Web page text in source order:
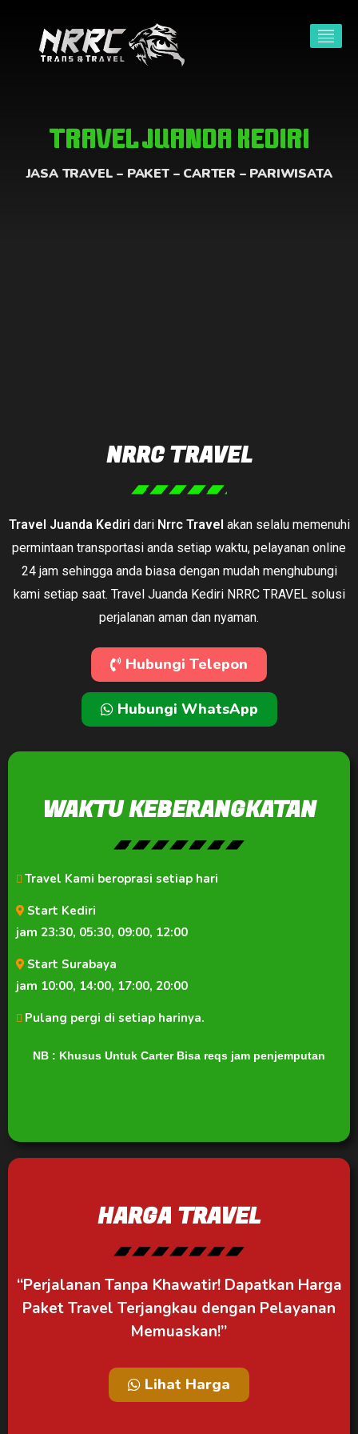
TRAVEL JUANDA KEDIRI
JASA TRAVEL – PAKET – CARTER – PARIWISATA
NRRC TRAVEL
Travel Juanda Kediri dariNrrc Travel akan selalu memenuhi
permintaan transportasi anda setiap waktu, pelayanan online
24 jam sehingga anda biasa dengan mudah menghubungi
kami setiap saat. Travel Juanda Kediri NRRC TRAVEL solusi
perjalanan aman dan nyaman.
Hubungi Telepon
Hubungi WhatsApp
WAKTU KEBERANGKATAN
Travel Kami beroprasi setiap hari
Start Kediri
jam 23:30, 05:30, 09:00, 12:00
Start Surabaya
jam 10:00, 14:00, 17:00, 20:00
Pulang pergi di setiap harinya.
NB : Khusus Untuk Carter Bisa reqs jam penjemputan
HARGA TRAVEL
“Perjalanan Tanpa Khawatir! Dapatkan Harga
Paket Travel Terjangkau dengan Pelayanan
Memuaskan!”
Lihat Harga